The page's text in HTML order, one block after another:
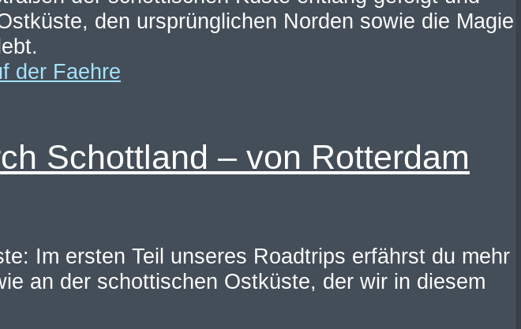
den ursprünglichen Norden sowie die Magie
Schottland – von Rotterdam
Im ersten Teil unseres Roadtrips erfährst du mehr
an der schottischen Ostküste, der wir in diesem